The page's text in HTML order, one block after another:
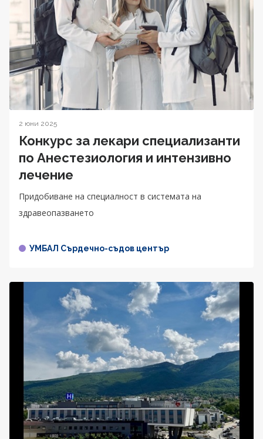
2 юни 2025
Конкурс за лекари специализанти
по Анестезиология и интензивно
лечение
Придобиване на специалност в системата на
здравеопазването
УМБАЛ Сърдечно-съдов център